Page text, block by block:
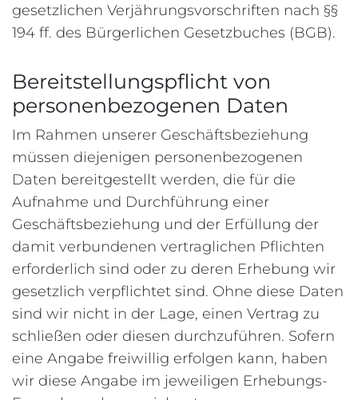
gesetzlichen Verjährungsvorschriften nach §§
194 ff. des Bürgerlichen Gesetzbuches (BGB).
Bereitstellungspflicht von
personenbezogenen Daten
Im Rahmen unserer Geschäftsbeziehung
müssen diejenigen personenbezogenen
Daten bereitgestellt werden, die für die
Aufnahme und Durchführung einer
Geschäftsbeziehung und der Erfüllung der
damit verbundenen vertraglichen Pflichten
erforderlich sind oder zu deren Erhebung wir
gesetzlich verpflichtet sind. Ohne diese Daten
sind wir nicht in der Lage, einen Vertrag zu
schließen oder diesen durchzuführen. Sofern
eine Angabe freiwillig erfolgen kann, haben
wir diese Angabe im jeweiligen Erhebungs-